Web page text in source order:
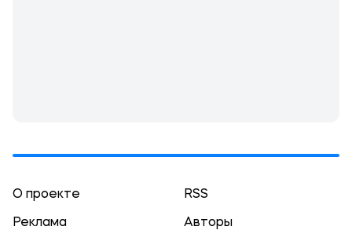
О проекте RSS
Реклама Авторы